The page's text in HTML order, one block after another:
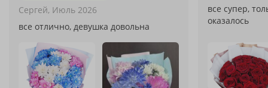
Сергей, Июль 2026
все отлично, девушка довольна
все супер,
оказалось